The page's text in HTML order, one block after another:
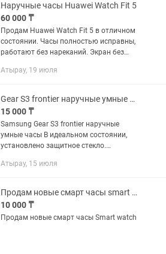
Наручные часы Huawei Watch Fit 5
60 000 ₸
Продам Huawei Watch Fit 5 в отличном
состоянии. Часы полностью исправны,
работают без нареканий. Экран без
функции работают: измерение пульса,
Атырау, 19 июля
Gear S3 frontier наручные умные часы Samsung
15 000 ₸
Samsung Gear S3 frontier наручные
умные часы В идеальном состоянии,
установлено защитное стекло.
ремешок удлинненный Не звонит
Атырау, 15 июля
Продам новые смарт часы smart watch
10 000 ₸
Продам новые смарт часы Smart watch